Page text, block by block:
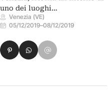
uno dei luoghi…
Venezia (VE)
05/12/2019–08/12/2019
Xsu LinkedIn
Condividi su Pinterest
Condividi su WhatsApp
Condividi su Email